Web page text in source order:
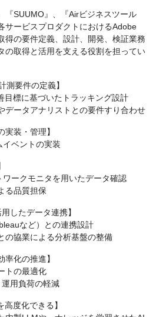
『SUUMO』、『Airビジネスツール
サービスプロダクトにおけるAdobe
得の要件定義、設計、開発、検証業務
の取得と活用を支える役割を担ってい
測要件の定義】
目標に基づいたトラッキング設計
データアナリストとの要件すり合わせ
実装・管理】
イベントの実装
ワークモニタを用いたデータ確認
る品質担保
したデータ連携】
など）との連携設計
の協業による分析基盤の整備
率化の推進】
トの最適化
運用負荷の軽減
高度化できる】